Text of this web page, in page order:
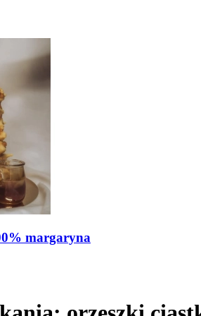
margaryna